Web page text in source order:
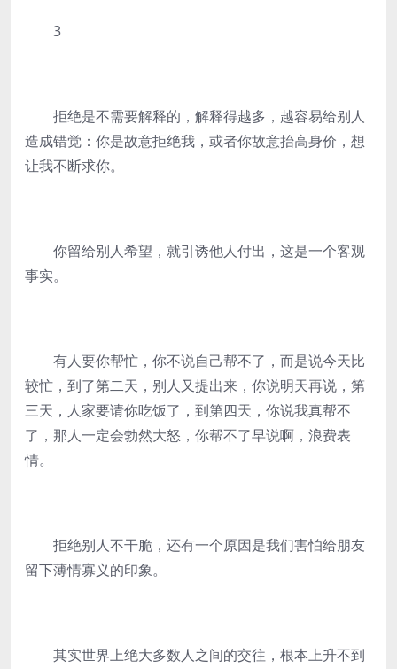
3
拒绝是不需要解释的，解释得越多，越容易给别人
造成错觉：你是故意拒绝我，或者你故意抬高身价，想
让我不断求你。
你留给别人希望，就引诱他人付出，这是一个客观
事实。
有人要你帮忙，你不说自己帮不了，而是说今天比
较忙，到了第二天，别人又提出来，你说明天再说，第
三天，人家要请你吃饭了，到第四天，你说我真帮不
了，那人一定会勃然大怒，你帮不了早说啊，浪费表
情。
拒绝别人不干脆，还有一个原因是我们害怕给朋友
留下薄情寡义的印象。
其实世界上绝大多数人之间的交往，根本上升不到